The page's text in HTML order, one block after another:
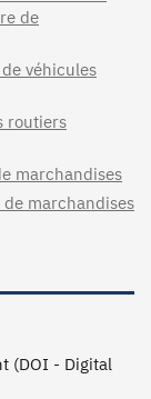
de
véhicules
routiers
marchandises
marchandises
(DOI - Digital